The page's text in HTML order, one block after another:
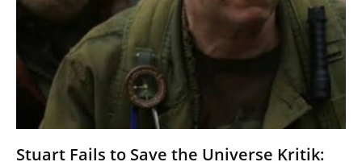
Stuart Fails to Save the Universe Kritik: